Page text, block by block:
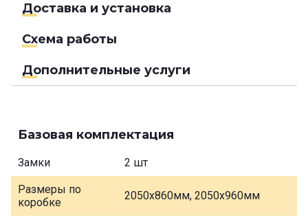
Доставка и установка
Схема работы
Дополнительные услуги
Базовая комплектация
Замки 2 шт
Размеры по
коробке
2050х860мм, 2050х960мм